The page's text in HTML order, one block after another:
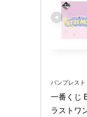
バンプレスト
一番くじ
ラストワ